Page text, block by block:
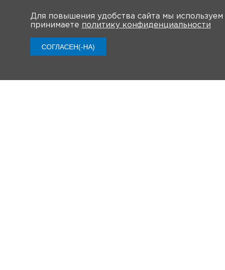
Скачать PDF файл
Для повышения удобства сайта мы используем
принимаете политику конфиденциальности
СОГЛАСЕН(-НА)